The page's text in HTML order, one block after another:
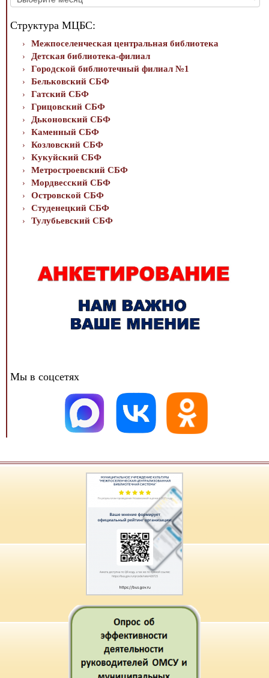
новостей
Структура МЦБС:
Межпоселенческая центральная библиотека
Детская библиотека-филиал
Городской библиотечный филиал №1
Бельковский СБФ
Гатский СБФ
Грицовский СБФ
Дьконовский СБФ
Каменный СБФ
Козловский СБФ
Кукуйский СБФ
Метростроевский СБФ
Мордвесский СБФ
Островской СБФ
Студенецкий СБФ
Тулубьевский СБФ
Мы в соцсетях